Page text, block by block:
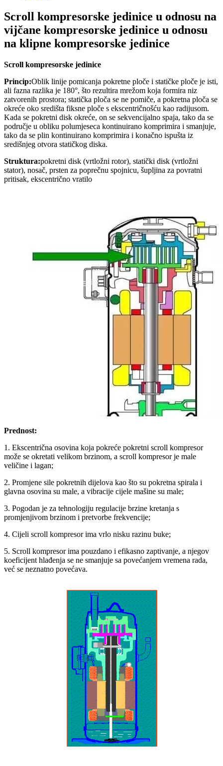
Scroll kompresorske jedinice u odnosu na
vijčane kompresorske jedinice u odnosu
na klipne kompresorske jedinice
Scroll kompresorske jedinice
Princip:Oblik linije pomicanja pokretne ploče i statičke ploče je isti,
ali fazna razlika je 180°, što rezultira mrežom koja formira niz
zatvorenih prostora; statička ploča se ne pomiče, a pokretna ploča se
okreće oko središta fiksne ploče s ekscentričnošću kao radijusom.
Kada se pokretni disk okreće, on se sekvencijalno spaja, tako da se
područje u obliku polumjeseca kontinuirano komprimira i smanjuje,
tako da se plin kontinuirano komprimira i konačno ispušta iz
središnjeg otvora statičkog diska.
Struktura:pokretni disk (vrtložni rotor), statički disk (vrtložni
stator), nosač, prsten za poprečnu spojnicu, šupljina za povratni
pritisak, ekscentrično vratilo
Prednost:
1. Ekscentrična osovina koja pokreće pokretni scroll kompresor
može se okretati velikom brzinom, a scroll kompresor je male
veličine i lagan;
2. Promjene sile pokretnih dijelova kao što su pokretna spirala i
glavna osovina su male, a vibracije cijele mašine su male;
3. Pogodan je za tehnologiju regulacije brzine kretanja s
promjenjivom brzinom i pretvorbe frekvencije;
4. Cijeli scroll kompresor ima vrlo nisku razinu buke;
5. Scroll kompresor ima pouzdano i efikasno zaptivanje, a njegov
koeficijent hlađenja se ne smanjuje sa povećanjem vremena rada,
već se neznatno povećava.